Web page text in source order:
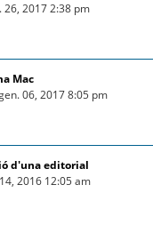
26, 2017 2:38 pm
Mac
06, 2017 8:05 pm
d'una editorial
2016 12:05 am